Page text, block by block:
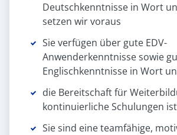
Deutschkenntnisse in Wort
setzen wir voraus
Sie verfügen über gute EDV-
Anwenderkenntnisse sowie
Englischkenntnisse in Wort
die Bereitschaft für
kontinuierliche Schulungen
Sie sind eine teamfähige,